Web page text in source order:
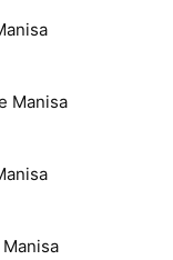
Manisa